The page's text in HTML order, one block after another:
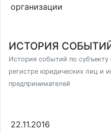
организации
ИСТОРИЯ
История событий по
регистре юридических лиц и
предпринимателей
22.11.2016